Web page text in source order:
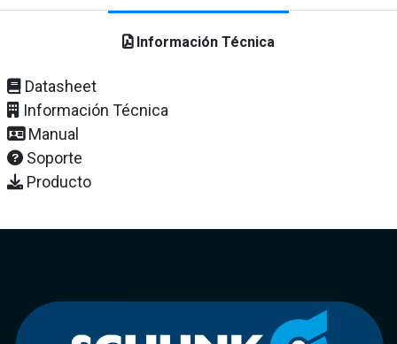
Información Técnica
Datasheet
Información Técnica
Manual
Soporte
Producto